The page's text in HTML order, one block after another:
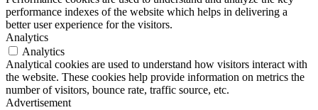
performance indexes of the website which helps in delivering a
better user experience for the visitors.
Analytics
Analytics
Analytical cookies are used to understand how visitors interact with
the website. These cookies help provide information on metrics the
number of visitors, bounce rate, traffic source, etc.
Advertisement